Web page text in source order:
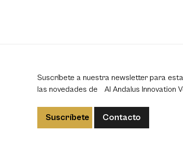
Suscríbete a nuestra newsletter para
las novedades de Al Andalus Innovation
Suscríbete Contacto